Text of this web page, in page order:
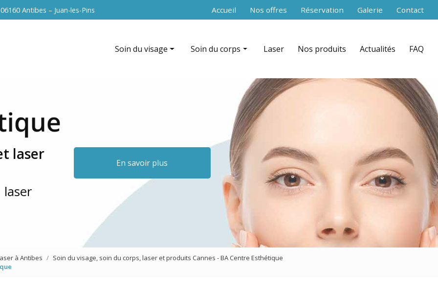
06160 Antibes – Juan-les-Pins Navigation secondaire
Accueil Nos offres Réservation Galerie Contact
Soin du visage
EndyMed intensif (radiofréquence aiguilles)
Radiofréquence du visage
La microdermabrasion
Mésothérapie virtuelle du visage
Traitement des yeux
Jet Peel
Soin du corps
EndyMed RF Shaper contouring par zone
La cavitation + infrarouge par zone
Radiofréquence par zone
Vacuum celludrain CelluDrain™ par zone
Peeling du corps
Laser Nos produits Actualités FAQ
laser
laser
En savoir plus
à Antibes
Soin du visage, soin du corps, laser et produits Cannes - BA Centre Esthétique